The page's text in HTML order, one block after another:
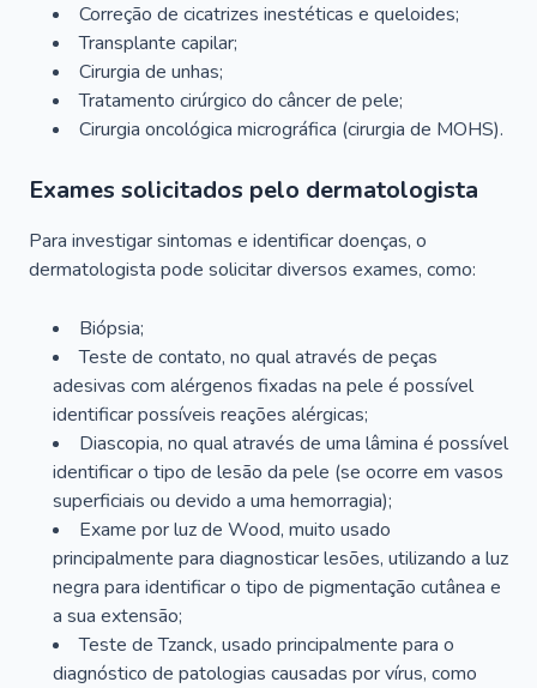
Correção de cicatrizes inestéticas e queloides;
Transplante capilar;
Cirurgia de unhas;
Tratamento cirúrgico do câncer de pele;
Cirurgia oncológica micrográfica (cirurgia de MOHS).
Exames solicitados pelo dermatologista
Para investigar sintomas e identificar doenças, o
dermatologista pode solicitar diversos exames, como:
Biópsia;
Teste de contato, no qual através de peças
adesivas com alérgenos fixadas na pele é possível
identificar possíveis reações alérgicas;
Diascopia, no qual através de uma lâmina é possível
identificar o tipo de lesão da pele (se ocorre em vasos
superficiais ou devido a uma hemorragia);
Exame por luz de Wood, muito usado
principalmente para diagnosticar lesões, utilizando a luz
negra para identificar o tipo de pigmentação cutânea e
a sua extensão;
Teste de Tzanck, usado principalmente para o
diagnóstico de patologias causadas por vírus, como